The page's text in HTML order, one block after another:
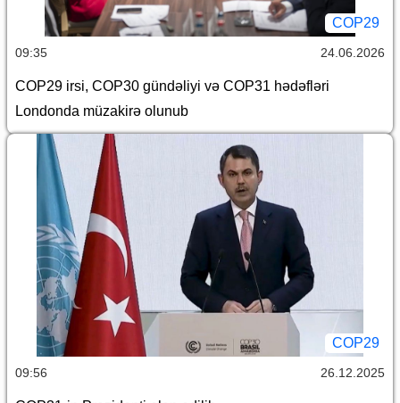
COP29
09:35 24.06.2026
COP29 irsi, COP30 gündəliyi və COP31 hədəfləri
Londonda müzakirə olunub
COP29
09:56 26.12.2025